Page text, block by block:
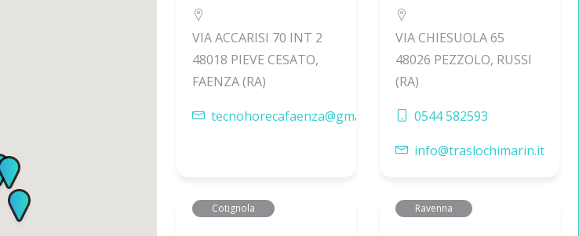
VIA ACCARISI 70 INT 2
48018 PIEVE CESATO,
FAENZA (RA)
tecnohorecafaenza@gmail.com
VIA CHIESUOLA 65
48026 PEZZOLO, RUSSI
(RA)
0544 582593
info@traslochimarin.it
Cotignola Ravenna